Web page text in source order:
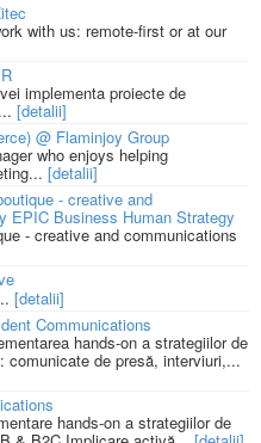
with us: remote-first or at our
implementa proiecte de
[detalii]
@ Flaminjoy Group
who enjoys helping
[detalii]
- creative and
EPIC Business Human Strategy
- creative and communications
[detalii]
Communications
hands-on a strategiilor de
comunicate de presă, interviuri,...
hands-on a strategiilor de